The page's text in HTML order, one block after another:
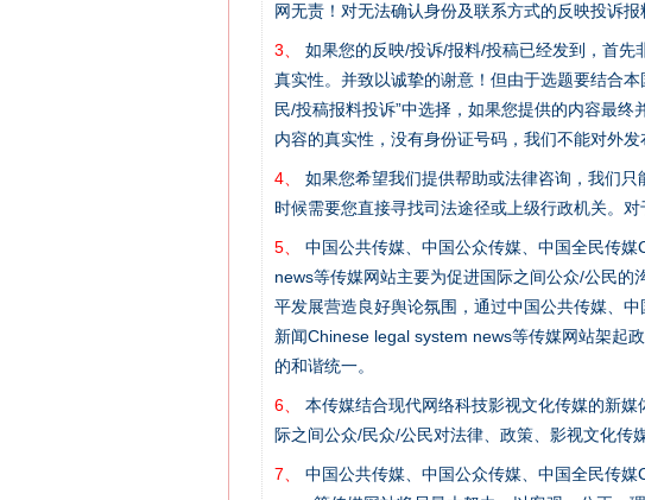
网无责！对无法确认身份及联系方式的反映投诉
3、
如果您的反映/投诉/报料/投稿已经发到，首
真实性。并致以诚挚的谢意！但由于选题要结合
民/投稿报料投诉”中选择，如果您提供的内容最
内容的真实性，没有身份证号码，我们不能对外
4、
如果您希望我们提供帮助或法律咨询，我们
时候需要您直接寻找司法途径或上级行政机关。
5、
中国公共传媒、中国公众传媒、中国全民传
news等传媒网站主要为促进国际之间公众/公民
平发展营造良好舆论氛围，通过中国公共传媒、
新闻Chinese legal system news等传媒网站架起
的和谐统一。
6、
本传媒结合现代网络科技影视文化传媒的新
际之间公众/民众/公民对法律、政策、影视文化传
7、
中国公共传媒、中国公众传媒、中国全民传
网上购药对药下症？